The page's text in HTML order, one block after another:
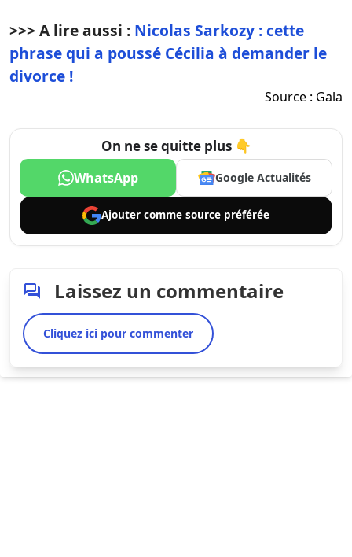
>>> A lire aussi : Nicolas Sarkozy : cette
phrase qui a poussé Cécilia à demander le
divorce !
Source : Gala
On ne se quitte plus 👇
WhatsApp Google Actualités
Ajouter comme source préférée
Laissez un commentaire
Cliquez ici pour commenter